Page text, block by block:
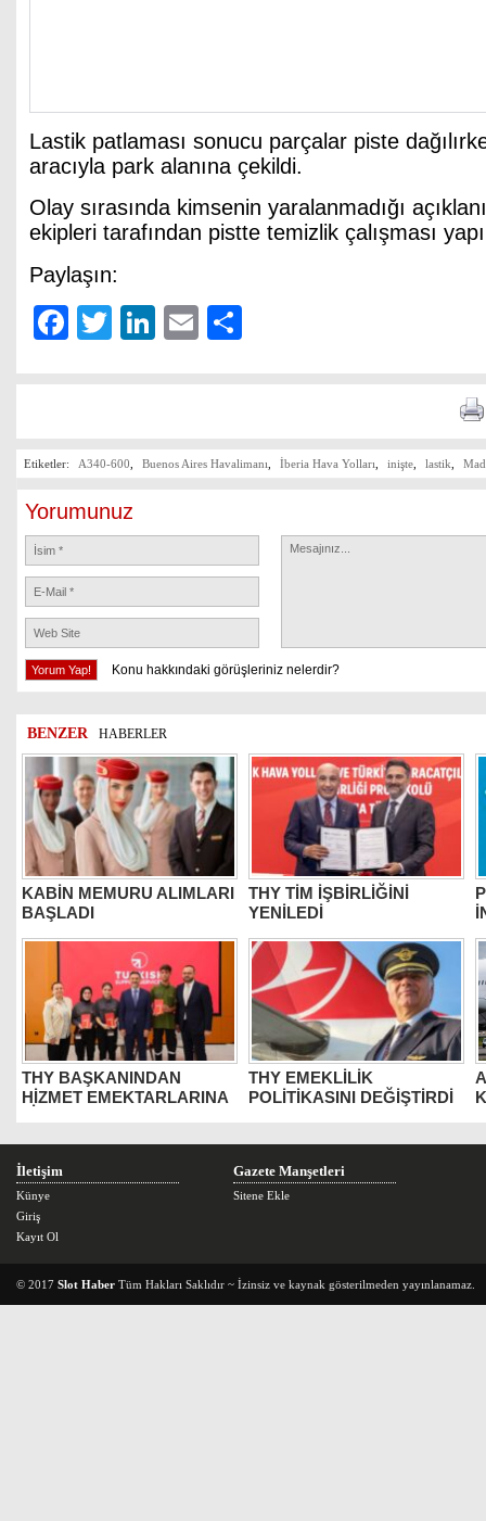
Lastik patlaması sonucu parçalar piste
aracıyla park alanına çekildi.
Olay sırasında kimsenin yaralanmadığı
ekipleri tarafından pistte temizlik çalışması
Paylaşın:
Facebook
TwitterLinkedIn
Email
Etiketler: A340-600 Buenos Aires Havalimanı İberia Hava Yolları inişte lastik
Yorumunuz
Konu hakkındaki görüşleriniz nelerdir?
BENZER HABERLER
KABİN MEMURU ALIMLARI
BAŞLADI
THY TİM İŞBİRLİĞİNİ
YENİLEDİ
THY BAŞKANINDAN
HİZMET EMEKTARLARINA
THY EMEKLİLİK
POLİTİKASINI DEĞİŞTİRDİ
İletişim
Künye
Giriş
Kayıt Ol
Gazete Manşetleri
Sitene Ekle
© 2017 Slot Haber Tüm Hakları Saklıdır ~ İzinsiz ve kaynak gösterilmeden yayınlanamaz.